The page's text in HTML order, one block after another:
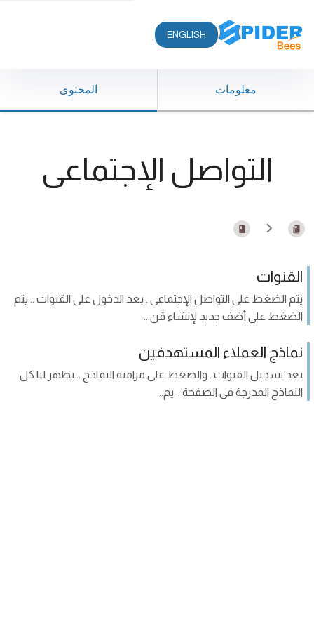
ENGLISH
معلومات المحتوى
التواصل الإجتماعى
القنوات
يتم الضغط على التواصل الإجتماعى . بعد الدخول على القنوات .. يتم
الضغط على أضف جديد لإنشاء قن...
نماذج العملاء المستهدفين
بعد تسجيل القنوات . والضغط على مزامنة النماذج .. يظهر لنا كل
النماذج المدرجة فى الصفحة . يم...